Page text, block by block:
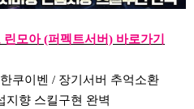
모아 (퍼펙트서버) 바로가기
쿠이벤 / 장기서버 추억소환
지향 스킬구현 완벽